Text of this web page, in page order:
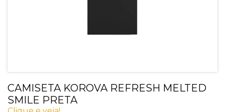
CAMISETA KOROVA REFRESH MELTED
SMILE PRETA